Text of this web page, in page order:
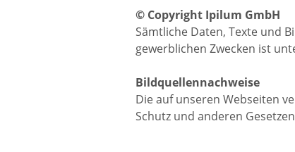
© Copyright Ipilum GmbH
Sämtliche Daten, Texte und
gewerblichen Zwecken ist
Bildquellennachweise
Die auf unseren Webseiten
Schutz und anderen